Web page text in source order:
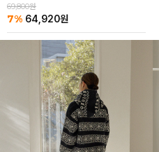
69,800원
7% 64,920원